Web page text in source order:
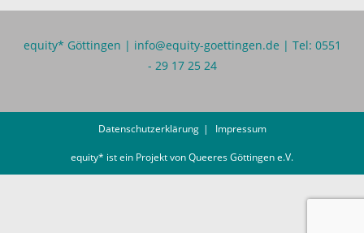
equity* Göttingen | info@equity-goettingen.de | Tel: 0551
- 29 17 25 24
Datenschutzerklärung Impressum
equity* ist ein Projekt vonQueeres Göttingen e.V.